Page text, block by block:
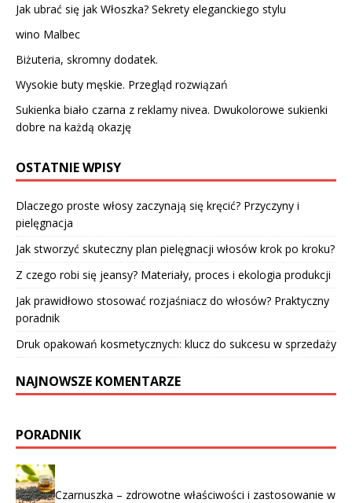
Jak ubrać się jak Włoszka? Sekrety eleganckiego stylu
wino Malbec
Biżuteria, skromny dodatek.
Wysokie buty męskie. Przegląd rozwiązań
Sukienka biało czarna z reklamy nivea. Dwukolorowe sukienki
dobre na każdą okazję
OSTATNIE WPISY
Dlaczego proste włosy zaczynają się kręcić? Przyczyny i
pielęgnacja
Jak stworzyć skuteczny plan pielęgnacji włosów krok po kroku?
Z czego robi się jeansy? Materiały, proces i ekologia produkcji
Jak prawidłowo stosować rozjaśniacz do włosów? Praktyczny
poradnik
Druk opakowań kosmetycznych: klucz do sukcesu w sprzedaży
NAJNOWSZE KOMENTARZE
PORADNIK
Czarnuszka – zdrowotne właściwości i zastosowanie w